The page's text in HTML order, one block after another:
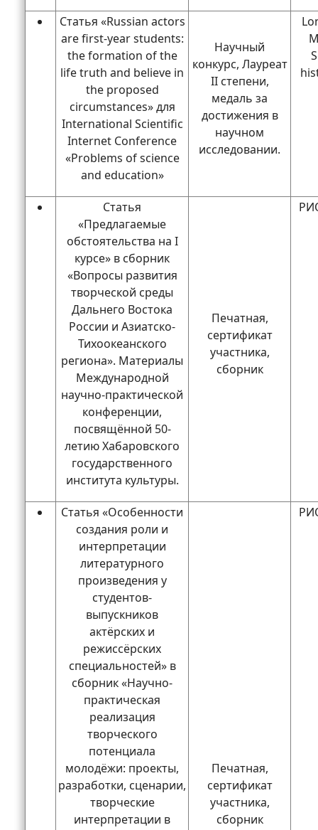
Статья «Russian actors
are first-year students:
the formation of the
life truth and believe in
the proposed
circumstances» для
International Scientific
Internet Conference
«Problems of science
and education»
Научный
конкурс, Лауреат
II степени,
медаль за
достижения в
научном
исследовании.
Статья
«Предлагаемые
обстоятельства на I
курсе» в сборник
«Вопросы развития
творческой среды
Дальнего Востока
России и Азиатско-
Тихоокеанского
региона». Материалы
Международной
научно-практической
конференции,
посвящённой 50-
летию Хабаровского
государственного
института культуры.
Печатная,
сертификат
участника,
сборник
Статья «Особенности
создания роли и
интерпретации
литературного
произведения у
студентов-
выпускников
актёрских и
режиссёрских
специальностей» в
сборник «Научно-
практическая
реализация
творческого
потенциала
молодёжи: проекты,
разработки, сценарии,
творческие
интерпретации в
Печатная,
сертификат
участника,
сборник